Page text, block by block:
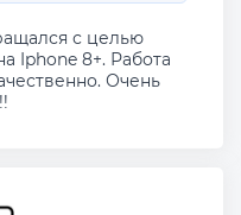
с целью
Iphone 8+. Работа
Очень